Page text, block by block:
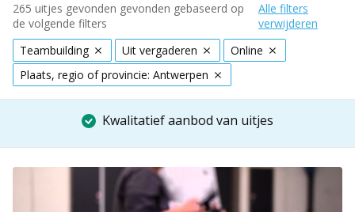
265 uitjes gevonden gevonden gebaseerd op
de volgende filters
Alle filters
verwijderen
Teambuilding
Uit vergaderen
Online
Plaats, regio of provincie: Antwerpen
Kwalitatief aanbod van uitjes